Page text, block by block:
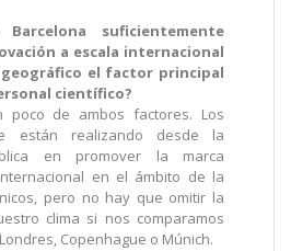
suficientemente
a escala internacional
el factor principal
científico?
poco de ambos factores. Los
están realizando desde la
en promover la marca
en el ámbito de la
pero no hay que omitir la
clima si nos comparamos
Copenhague o Múnich.